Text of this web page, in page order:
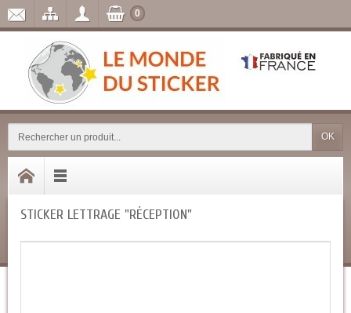
OK
0
STICKER LETTRAGE "RÉCEPTION"